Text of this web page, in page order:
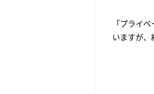
「プライ
いますが